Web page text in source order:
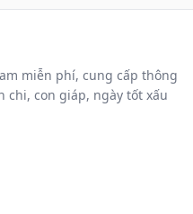
miễn phí, cung cấp thông
chi, con giáp, ngày tốt xấu